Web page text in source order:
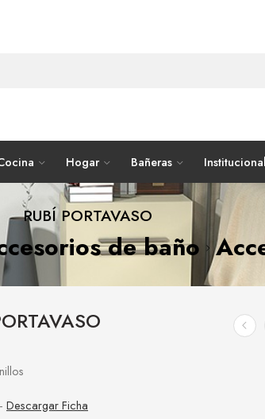
Hogar Bañeras Institucional
RUBÍ PORTAVASO
de baño
Descargar Ficha